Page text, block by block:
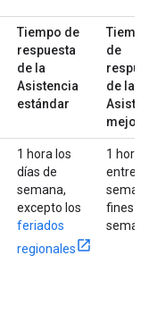
Tiempo de
respuesta
de la
Asistencia
estándar
de
de la
1 hora los
días de
semana,
excepto los
feriados
regionales
1 hora
entre
fines